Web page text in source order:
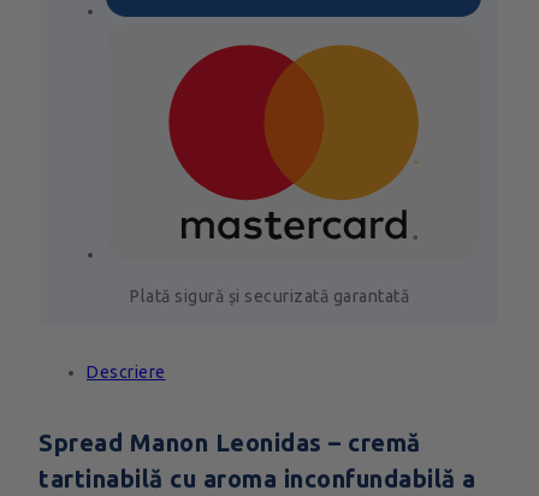
Plată sigură și securizată garantată
Descriere
Spread Manon Leonidas – cremă
tartinabilă cu aroma inconfundabilă a